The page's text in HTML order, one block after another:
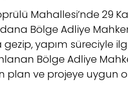
Mahallesi’nde 29
Bölge Adliye
gezip, yapım süreciyle
Bölge Adliye
plan ve projeye uygun